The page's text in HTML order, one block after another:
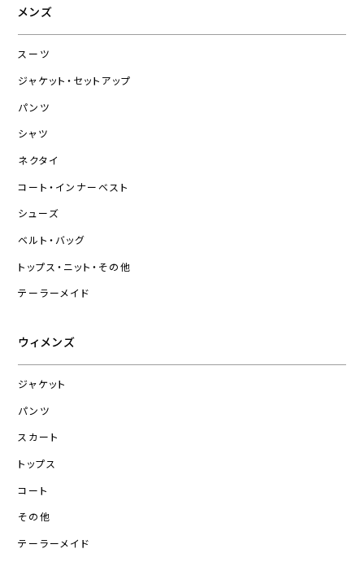
メンズ
スーツ
ジャケット・セットアップ
パンツ
シャツ
ネクタイ
コート・インナーベスト
シューズ
ベルト・バッグ
トップス・ニット・その他
テーラーメイド
ウィメンズ
ジャケット
パンツ
スカート
トップス
コート
その他
テーラーメイド